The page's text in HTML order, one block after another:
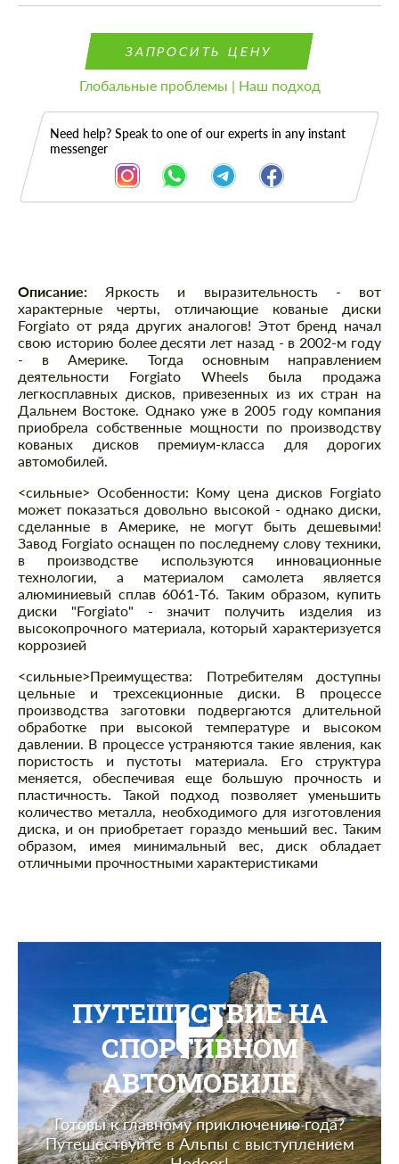
ЗАПРОСИТЬ ЦЕНУ
Глобальные проблемы | Наш подход
Need help? Speak to one of our experts in any instant
messenger
Описание
Описание: Яркость и выразительность - вот
характерные черты, отличающие кованые диски
Forgiato от ряда других аналогов! Этот бренд начал
свою историю более десяти лет назад - в 2002-м году
- в Америке. Тогда основным направлением
деятельности Forgiato Wheels была продажа
легкосплавных дисков, привезенных из их стран на
Дальнем Востоке. Однако уже в 2005 году компания
приобрела собственные мощности по производству
кованых дисков премиум-класса для дорогих
автомобилей.
<сильные> Особенности: Кому цена дисков Forgiato
может показаться довольно высокой - однако диски,
сделанные в Америке, не могут быть дешевыми!
Завод Forgiato оснащен по последнему слову техники,
в производстве используются инновационные
технологии, а материалом самолета является
алюминиевый сплав 6061-T6. Таким образом, купить
диски "Forgiato" - значит получить изделия из
высокопрочного материала, который характеризуется
коррозией
<сильные>Преимущества: Потребителям доступны
цельные и трехсекционные диски. В процессе
производства заготовки подвергаются длительной
обработке при высокой температуре и высоком
давлении. В процессе устраняются такие явления, как
пористость и пустоты материала. Его структура
меняется, обеспечивая еще большую прочность и
пластичность. Такой подход позволяет уменьшить
количество металла, необходимого для изготовления
диска, и он приобретает гораздо меньший вес. Таким
образом, имея минимальный вес, диск обладает
отличными прочностными характеристиками
ПУТЕШЕСТВИЕ НА
СПОРТИВНОМ
АВТОМОБИЛЕ
Готовы к главному приключению года?
Путешествуйте в Альпы с выступлением